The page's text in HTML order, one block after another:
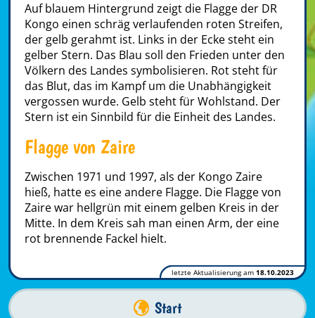
Auf blauem Hintergrund zeigt die Flagge der DR
Kongo einen schräg verlaufenden roten Streifen,
der gelb gerahmt ist. Links in der Ecke steht ein
gelber Stern. Das Blau soll den Frieden unter den
Völkern des Landes symbolisieren. Rot steht für
das Blut, das im Kampf um die Unabhängigkeit
vergossen wurde. Gelb steht für Wohlstand. Der
Stern ist ein Sinnbild für die Einheit des Landes.
Flagge von Zaire
Zwischen 1971 und 1997, als der Kongo Zaire
hieß, hatte es eine andere Flagge. Die Flagge von
Zaire war hellgrün mit einem gelben Kreis in der
Mitte. In dem Kreis sah man einen Arm, der eine
rot brennende Fackel hielt.
letzte Aktualisierung am 18.10.2023
Start